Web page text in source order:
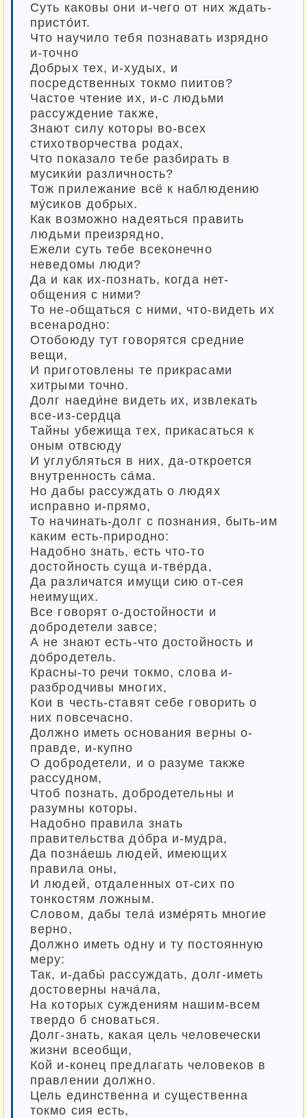
Суть каковы они и-чего от них ждать-
присто́ит.
Что научило тебя познавать изрядно
и-точно
Добрых тех, и-худых, и
посредственных токмо пиитов?
Частое чтение их, и-с людьми
рассуждение также,
Знают силу которы во-всех
стихотворчества родах,
Что показало тебе разбирать в
мусики́и различность?
Тож прилежание всё к наблюдению
му́сиков добрых.
Как возможно надеяться править
людьми преизрядно,
Ежели суть тебе всеконечно
неведомы люди?
Да и как их-познать, когда нет-
общения с ними?
То не-общаться с ними, что-видеть их
всенародно:
Отобоюду тут говорятся средние
вещи,
И приготовлены те прикрасами
хитрыми точно.
Долг наеди́не видеть их, извлекать
все-из-сердца
Тайны убежища тех, прикасаться к
оным отвсюду
И углубляться в них, да-откроется
внутренность са́ма.
Но дабы рассуждать о людях
исправно и-прямо,
То начинать-долг с познания, быть-им
каким есть-природно:
Надобно знать, есть что-то
достойность суща и-тве́рда,
Да различатся имущи сию от-сея
неимущих.
Все говорят о-достойности и
добродетели завсе;
А не знают есть-что достойность и
добродетель.
Красны-то речи токмо, слова и-
разбродчивы многих,
Кои в честь-ставят себе говорить о
них повсечасно.
Должно иметь основания верны о-
правде, и-купно
О добродетели, и о разуме также
рассудном,
Чтоб познать, добродетельны и
разумны которы.
Надобно правила знать
правительства до́бра и-мудра,
Да позна́ешь людей, имеющих
правила оны,
И людей, отдаленных от-сих по
тонкостям ложным.
Словом, дабы тела́ изме́рять многие
верно,
Должно иметь одну и ту постоянную
меру:
Так, и-дабы́ рассуждать, долг-иметь
достоверны нача́ла,
На которых суждениям нашим-всем
твердо б сноваться.
Долг-знать, какая цель человечески
жизни всеобщи,
Кой и-конец предлагать человеков в
правлении должно.
Цель единственна и существенна
токмо сия есть,